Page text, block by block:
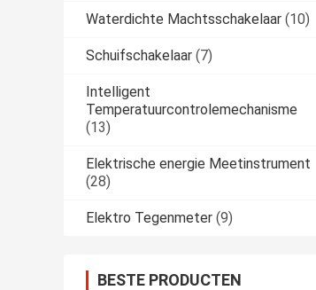
Waterdichte Machtsschakelaar (10)
Schuifschakelaar (7)
Intelligent
Temperatuurcontrolemechanisme
(13)
Elektrische energie Meetinstrument
(28)
Elektro Tegenmeter (9)
BESTE PRODUCTEN